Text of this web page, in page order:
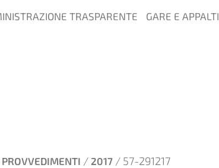
TRASPARENTE GARE E APPALTI
PROVVEDIMENTI / 2017/ 57-291217